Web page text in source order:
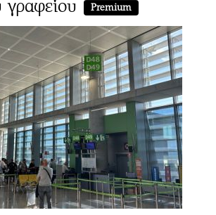
Premium